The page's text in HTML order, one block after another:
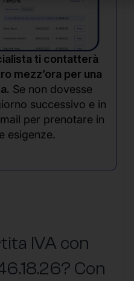
ti contatterà
mezz’ora per una
Se non dovesse
successivo e in
per prenotare in
esigenze.
IVA con
Con